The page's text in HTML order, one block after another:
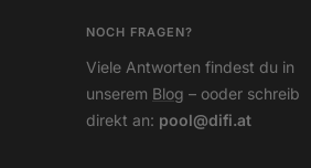
NOCH FRAGEN?
Viele Antworten findest du in
unserem Blog – ooder schreib
direkt an: pool@difi.at